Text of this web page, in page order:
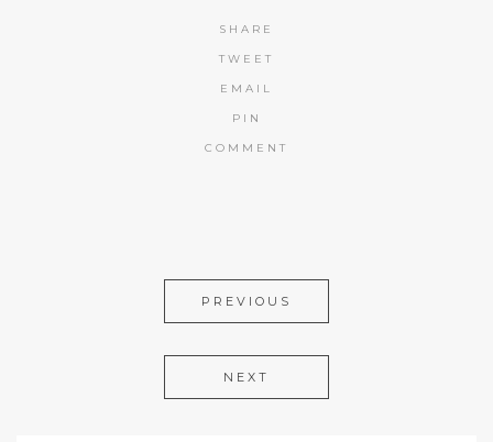
SHARE
TWEET
EMAIL
PIN
COMMENT
PREVIOUS
NEXT